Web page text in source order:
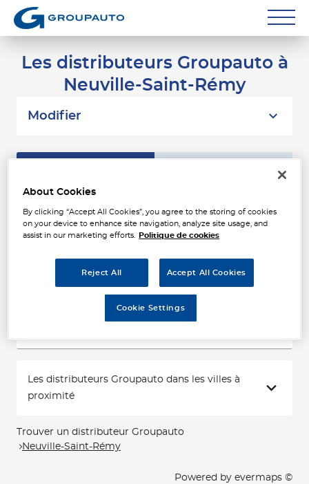
Carrossiers
Particuliers
Contact
Les distributeurs Groupauto à
Neuville-Saint-Rémy
Modifier
1
AAPNC - DELAHAY
(INFRELEC)
59554 NEUVILLE-SAINT-REMY
Fermé aujourd'hui
Téléphone
Les distributeurs Groupauto dans les villes à
proximité
Trouver un distributeur Groupauto
Neuville-Saint-Rémy
Powered by evermaps ©
About Cookies
By clicking “Accept All Cookies”, you agree to the storing of cookies
on your device to enhance site navigation, analyze site usage, and
assist in our marketing efforts.
Politique de cookies
Reject All Accept All Cookies
Cookie Settings